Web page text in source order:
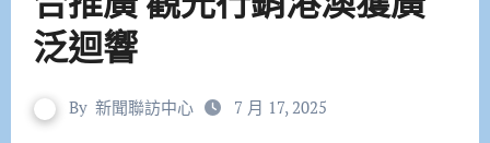
泛迴響
By 新聞聯訪中心 7 月 17, 2025